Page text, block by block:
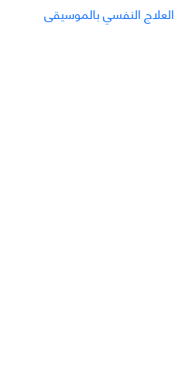
العلاج النفسي بالموسيقى